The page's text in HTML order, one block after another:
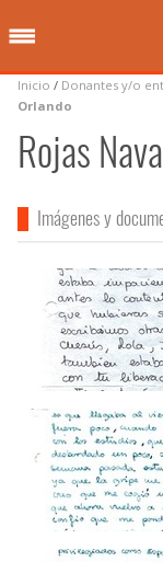
Inicio / Donantes y/o
Orlando
Rojas
Imágenes y